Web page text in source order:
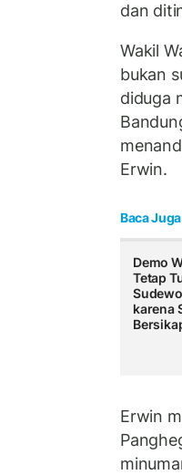
dan
Wakil
bukan
diduga
Erwin.
Baca Juga
Demo
Tetap
karena
Erwin